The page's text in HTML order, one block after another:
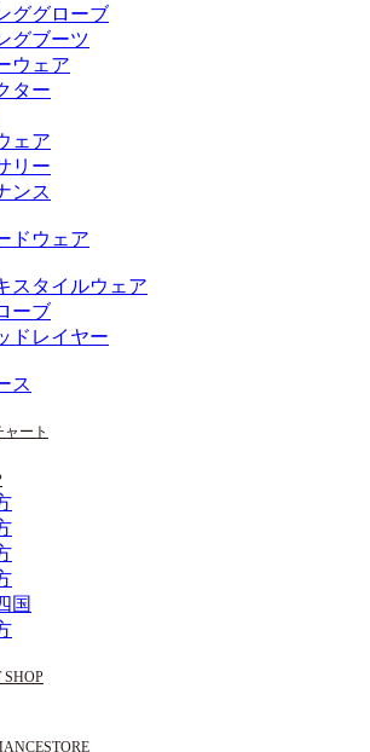
ググローブ
グブーツ
ウェア
ター
ェア
リー
ンス
ドウェア
スタイルウェア
ーブ
ドレイヤー
ス
ート
国
SHOP